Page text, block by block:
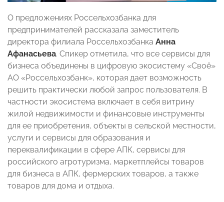
О предложениях Россельхозбанка для
предпринимателей рассказала заместитель
директора филиала Россельхозбанка Анна
Афанасьева. Спикер отметила, что все сервисы для
бизнеса объединены в цифровую экосистему «Своё»
АО «Россельхозбанк», которая дает возможность
решить практически любой запрос пользователя. В
частности экосистема включает в себя витрину
жилой недвижимости и финансовые инструменты
для ее приобретения, объекты в сельской местности,
услуги и сервисы для образования и
переквалификации в сфере АПК, сервисы для
российского агротуризма, маркетплейсы товаров
для бизнеса в АПК, фермерских товаров, а также
товаров для дома и отдыха.